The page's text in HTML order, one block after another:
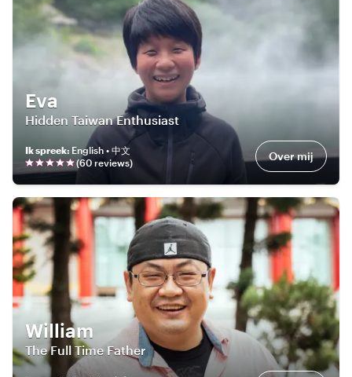
Eva
Hidden Taiwan Enthusiast
Ik spreek: English • 中文
(60 reviews) Over mij
William
The Full Time Father